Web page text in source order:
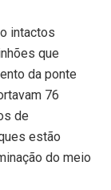
intactos
que
da ponte
76
de
estão
do meio